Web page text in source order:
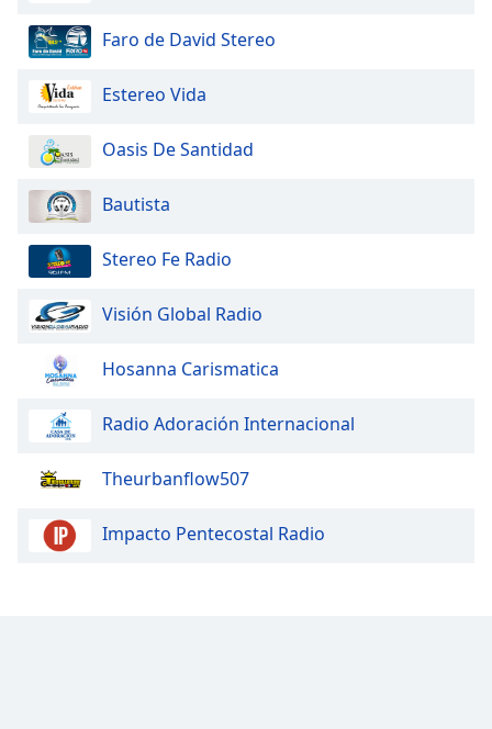
window.
Escape
cancel
close
window.
Color
Background
Opacity
Faro de David Stereo
Estereo Vida
Oasis De Santidad
Bautista
Stereo Fe Radio
Visión Global Radio
Hosanna Carismatica
Radio Adoración Internacional
Theurbanflow507
Impacto Pentecostal Radio